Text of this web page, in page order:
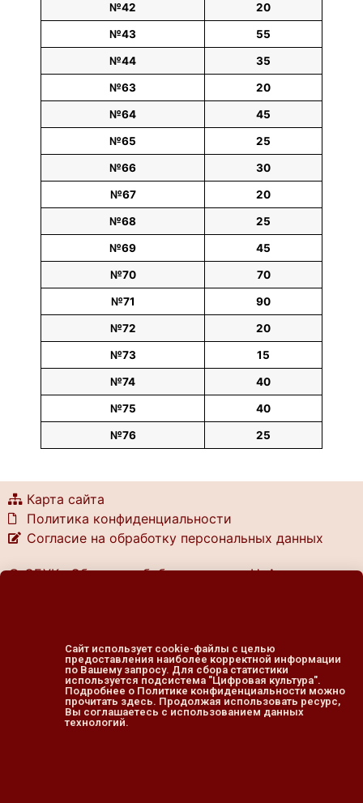
№42 20
№43 55
№44 35
№63 20
№64 45
№65 25
№66 30
№67 20
№68 25
№69 45
№70 70
№71 90
№72 20
№73 15
№74 40
№75 40
№76 25
Карта сайта
Политика конфиденциальности
Согласие на обработку персональных данных
© ОБУК «Областная библиотека им. Н. Асеева»
e-mail: konbaseev@yandex.ru
График работы библиотеки:
Сайт использует cookie-файлы с целью
предоставления наиболее корректной информации
по Вашему запросу. Для сбора статистики
используется подсистема "Цифровая культура".
Подробнее о Политике конфиденциальности можно
прочитать здесь. Продолжая использовать ресурс,
Вы соглашаетесь с использованием данных
технологий.